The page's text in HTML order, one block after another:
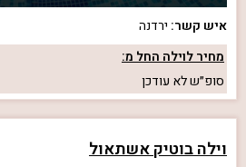
איש קשר: ירדנה
מחיר לוילה החל מ:
סופ״שלא עודכן
וילה בוטיק אשתאול